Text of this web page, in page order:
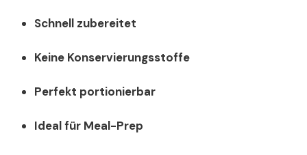
Schnell zubereitet
Keine Konservierungsstoffe
Perfekt portionierbar
Ideal für Meal-Prep